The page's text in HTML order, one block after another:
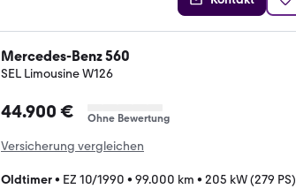
Mercedes-Benz 560
SEL Limousine W126
44.900 € Ohne Bewertung
Versicherung vergleichen
Oldtimer• EZ 10/1990 • 99.000 km • 205 kW (279 PS)